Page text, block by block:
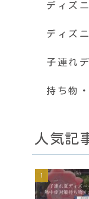
ディズ
ディズ
子連れ
持ち物
人気記